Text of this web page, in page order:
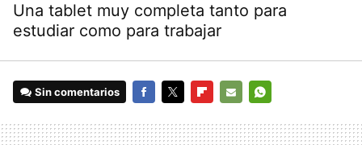
Una tablet muy completa tanto para
estudiar como para trabajar
Sin comentarios
MAIL